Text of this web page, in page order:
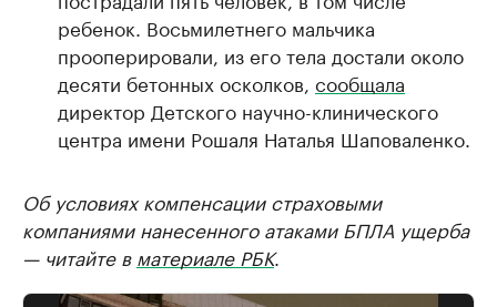
ребенок. Восьмилетнего мальчика
прооперировали, из его тела достали около
десяти бетонных осколков, сообщала
директор Детского научно-клинического
центра имени Рошаля Наталья Шаповаленко.
Об условиях компенсации страховыми
компаниями нанесенного атаками БПЛА ущерба
— читайте в материале РБК.